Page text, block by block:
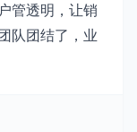
管透明，让销
队团结了，业